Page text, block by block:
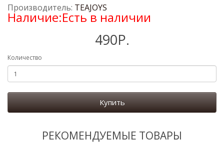
Производитель: TEAJOYS
Наличие:Есть в наличии
490Р.
Количество
Купить
РЕКОМЕНДУЕМЫЕ ТОВАРЫ